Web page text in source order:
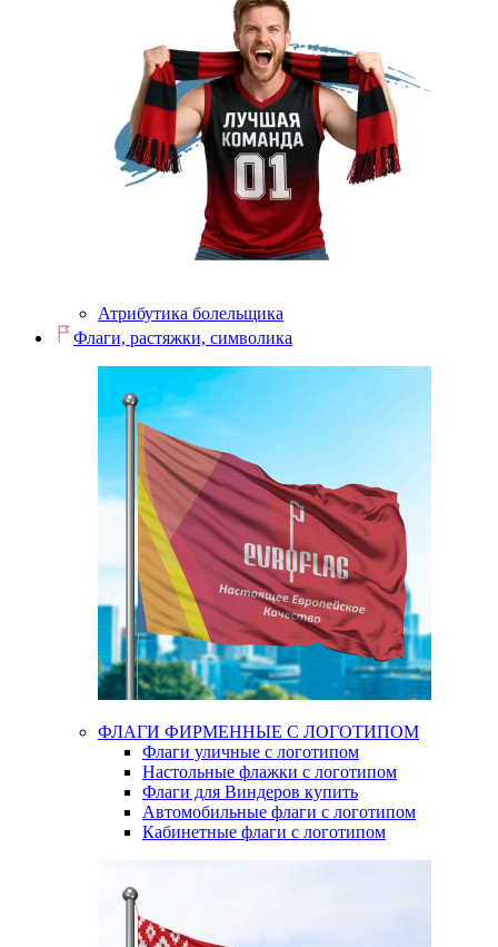
Атрибутика болельщика
Флаги, растяжки, символика
ФЛАГИ ФИРМЕННЫЕ С ЛОГОТИПОМ
Флаги уличные с логотипом
Настольные флажки с логотипом
Флаги для Виндеров купить
Автомобильные флаги с логотипом
Кабинетные флаги с логотипом